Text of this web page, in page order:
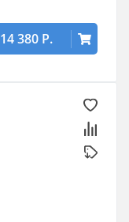
14 380 Р.